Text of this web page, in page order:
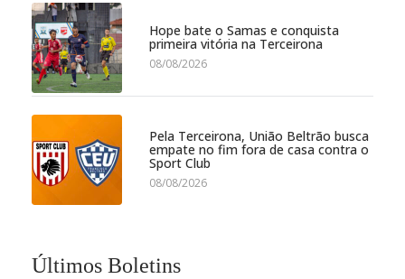
Hope bate o Samas e conquista
primeira vitória na Terceirona
08/08/2026
Pela Terceirona, União Beltrão busca
empate no fim fora de casa contra o
Sport Club
08/08/2026
Últimos Boletins